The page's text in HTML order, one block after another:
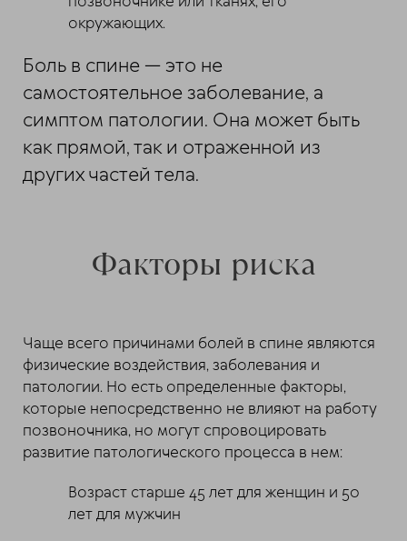
окружающих.
Боль в спине — это не
самостоятельное заболевание, а
симптом патологии. Она может быть
как прямой, так и отраженной из
других частей тела.
Факторы риска
Чаще всего причинами болей в спине являются
физические воздействия, заболевания и
патологии. Но есть определенные факторы,
которые непосредственно не влияют на работу
позвоночника, но могут спровоцировать
развитие патологического процесса в нем:
Возраст старше 45 лет для женщин и 50
лет для мужчин